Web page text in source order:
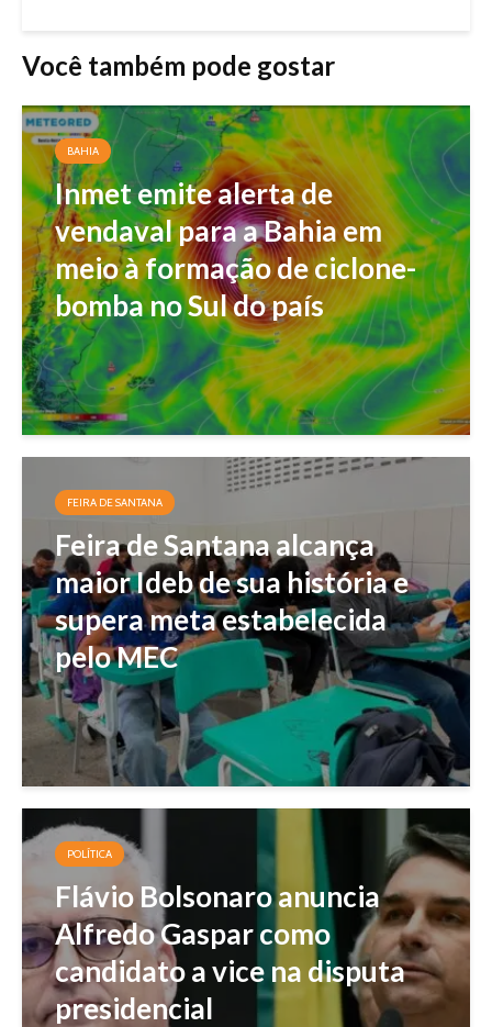
Você também pode gostar
BAHIA
Inmet emite alerta de
vendaval para a Bahia em
meio à formação de ciclone-
bomba no Sul do país
FEIRA DE SANTANA
Feira de Santana alcança
maior Ideb de sua história e
supera meta estabelecida
pelo MEC
POLÍTICA
Flávio Bolsonaro anuncia
Alfredo Gaspar como
candidato a vice na disputa
presidencial